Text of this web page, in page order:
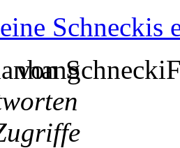
Schneckis
von